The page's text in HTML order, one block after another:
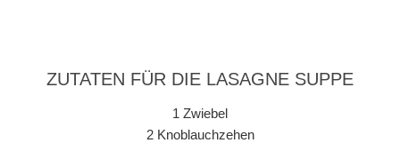
ZUTATEN FÜR DIE LASAGNE SUPPE
1 Zwiebel
2 Knoblauchzehen